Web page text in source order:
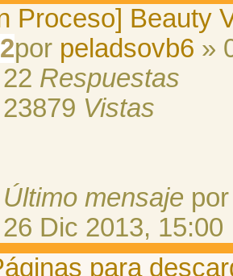
Proceso] Beauty
2por peladsovb6 »
22 Respuestas
23879 Vistas
Último mensaje
26 Dic 2013, 15:00
para